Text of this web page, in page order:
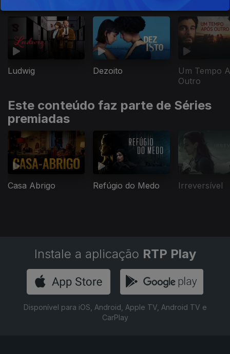
Ludwig Dezoito
Um Tempo
Outro
Este conteúdo faz parte de Séries
premiadas
Casa Abrigo Refúgio do Medo Irreversível
Instale a aplicação RTP Play
Disponível para iOS, Android, Apple TV, Android TV e
CarPlay